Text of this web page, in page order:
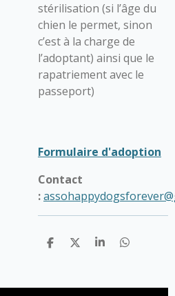
stérilisation (si l’âge du
chien le permet, sinon
c’est à la charge de
l’adoptant) ainsi que le
rapatriement avec le
passeport)
Formulaire d'adoption
Contact
:
P
a
P
a
P
a
P
a